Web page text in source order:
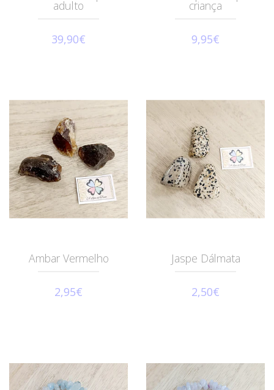
adulto
39,90€
criança
9,95€
Ambar Vermelho
2,95€
Jaspe Dálmata
2,50€